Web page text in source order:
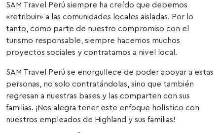
SAM Travel Perú siempre ha creído que debemos
«retribuir» a las comunidades locales aisladas. Por lo
tanto, como parte de nuestro compromiso con el
turismo responsable, siempre hacemos muchos
proyectos sociales y contratamos a nivel local.
SAM Travel Perú se enorgullece de poder apoyar a estas
personas, no solo contratándolas, sino que también
regresan a nuestras bases y las comparten con sus
familias. ¡Nos alegra tener este enfoque holístico con
nuestros empleados de Highland y sus familias!